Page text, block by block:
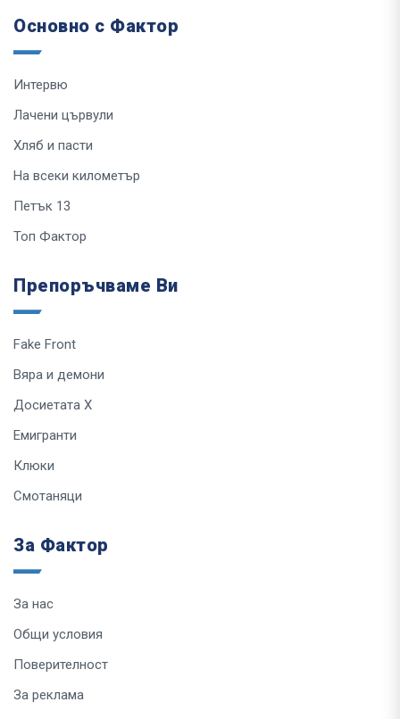
Основно с Фактор
Интервю
Лачени цървули
Хляб и пасти
На всеки километър
Петък 13
Топ Фактор
Препоръчваме Ви
Fake Front
Вяра и демони
Досиетата Х
Емигранти
Клюки
Смотаняци
За Фактор
За нас
Общи условия
Поверителност
За реклама